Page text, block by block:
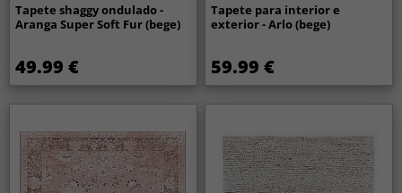
Tapete shaggy ondulado -
Aranga Super Soft Fur (bege)
49.99 €
Tapete para interior e
exterior - Arlo (bege)
59.99 €